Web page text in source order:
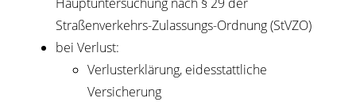
Straßenverkehrs-Zulassungs-Ordnung (StVZO)
bei Verlust:
Verlusterklärung, eidesstattliche
Versicherung